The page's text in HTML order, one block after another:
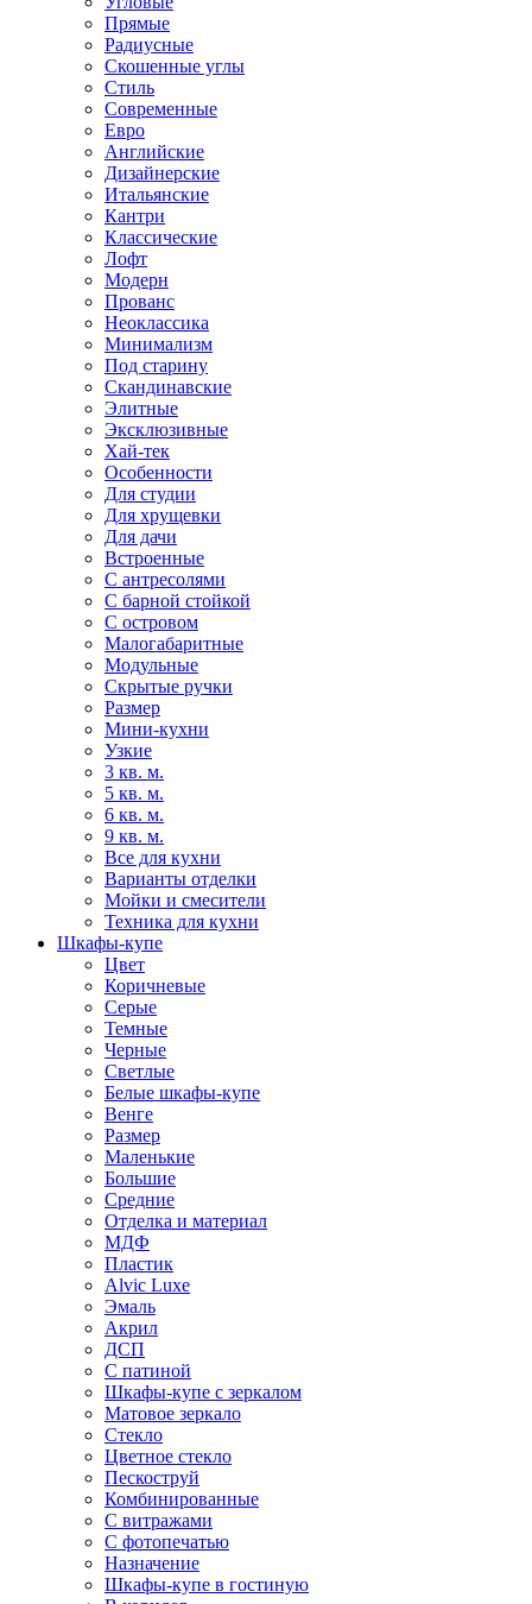
Прямые
Радиусные
Скошенные углы
Стиль
Современные
Евро
Английские
Дизайнерские
Итальянские
Кантри
Классические
Лофт
Модерн
Прованс
Неоклассика
Минимализм
Под старину
Скандинавские
Элитные
Эксклюзивные
Хай-тек
Особенности
Для студии
Для хрущевки
Для дачи
Встроенные
С антресолями
С барной стойкой
С островом
Малогабаритные
Модульные
Скрытые ручки
Размер
Мини-кухни
Узкие
3 кв. м.
5 кв. м.
6 кв. м.
9 кв. м.
Все для кухни
Варианты отделки
Мойки и смесители
Техника для кухни
Шкафы-купе
Цвет
Коричневые
Серые
Темные
Черные
Светлые
Белые шкафы-купе
Венге
Размер
Маленькие
Большие
Средние
Отделка и материал
МДФ
Пластик
Alvic Luxe
Эмаль
Акрил
ДСП
С патиной
Шкафы-купе с зеркалом
Матовое зеркало
Стекло
Цветное стекло
Пескоструй
Комбинированные
С витражами
С фотопечатью
Назначение
Шкафы-купе в гостиную